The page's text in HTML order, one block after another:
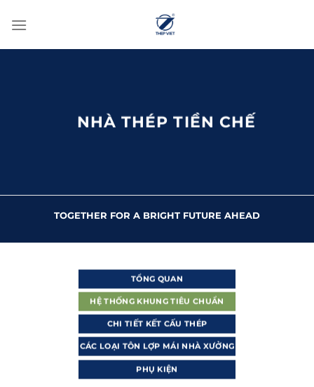
đến
NHÀ THÉP TIỀN CHẾ
TOGETHER FOR A BRIGHT FUTURE AHEAD
TỔNG QUAN
HỆ THỐNG KHUNG TIÊU CHUẨN
CHI TIẾT KẾT CẤU THÉP
CÁC LOẠI TÔN LỢP MÁI NHÀ XƯỞNG
PHỤ KIỆN